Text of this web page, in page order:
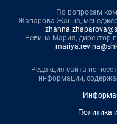
По вопросам
Жапарова Жанна,
Ревина Мария, директор
Редакция сайта не
информации,
Политика